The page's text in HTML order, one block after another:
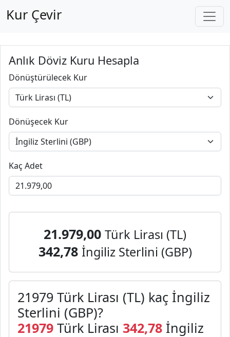
Kur Çevir
Anlık Döviz Kuru Hesapla
Dönüştürülecek Kur
Dönüşecek Kur
Kaç Adet
21.979,00 Türk Lirası (TL)
342,78 İngiliz Sterlini (GBP)
21979 Türk Lirası (TL) kaç İngiliz
Sterlini (GBP)?
21979 Türk Lirası 342,78 İngiliz